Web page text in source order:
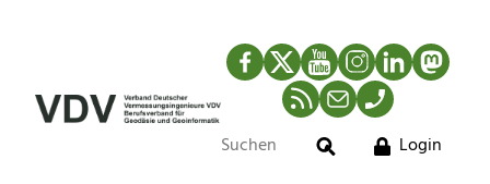
Facebook
TwitterYouTubeInstagram
LinkedIn
RSS-Newsfeed
MailTelefon
Suche
Login